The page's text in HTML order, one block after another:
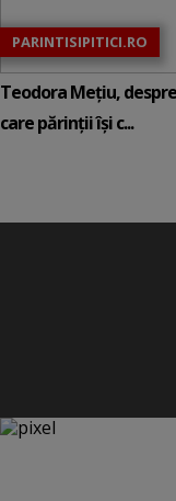
PARINTISIPITICI.RO
Teodora Mețiu, despre
care părinții își c...